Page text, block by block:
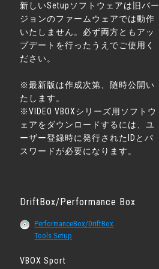
新しいSetupソフトウェアは旧バー
ジョンのファームウェアでは動作
いたしません。必ず両方ともアッ
プデートを行ったうえでご使用く
ださい。
※最新版は作成次第、随時公開い
たします。
※VIDEO VBOXシリーズ用ソフトウ
ェアをダウンロードするには、ユ
ーザー登録時に発行されたIDとパ
スワードが必要になります。
DriftBox/Performance Box
PerformanceBox/DriftBox
Tools Setup
VBOX Sport